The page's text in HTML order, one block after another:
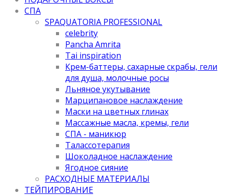
СПА
SPAQUATORIA PROFESSIONAL
celebrity
Pancha Amrita
Tai inspiration
Крем-баттеры, сахарные скрабы, гели
для душа, молочные росы
Льняное укутывание
Марципановое наслаждение
Маски на цветных глинах
Массажные масла, кремы, гели
СПА - маникюр
Талассотерапия
Шоколадное наслаждение
Ягодное сияние
РАСХОДНЫЕ МАТЕРИАЛЫ
ТЕЙПИРОВАНИЕ